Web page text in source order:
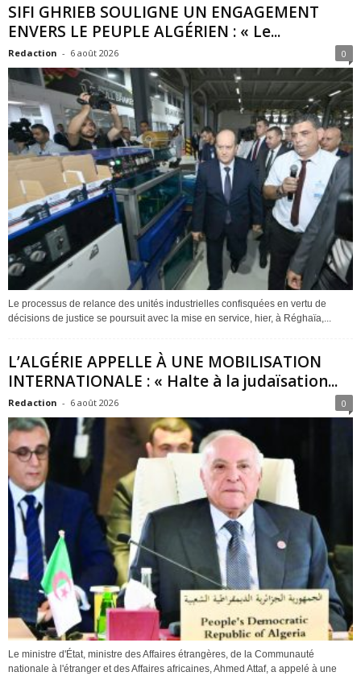
SIFI GHRIEB SOULIGNE UN ENGAGEMENT
ENVERS LE PEUPLE ALGÉRIEN : « Le...
Redaction - 6 août 2026 0
Le processus de relance des unités industrielles confisquées en vertu de
décisions de justice se poursuit avec la mise en service, hier, à Réghaïa,...
L’ALGÉRIE APPELLE À UNE MOBILISATION
INTERNATIONALE : « Halte à la judaïsation...
Redaction - 6 août 2026 0
Le ministre d'État, ministre des Affaires étrangères, de la Communauté
nationale à l'étranger et des Affaires africaines, Ahmed Attaf, a appelé à une